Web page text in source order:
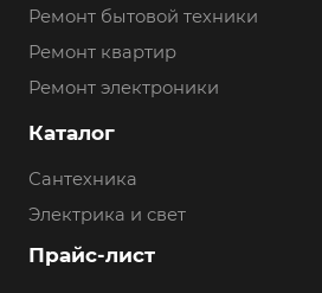
Ремонт бытовой техники
Ремонт квартир
Ремонт электроники
Каталог
Сантехника
Электрика и свет
Прайс-лист